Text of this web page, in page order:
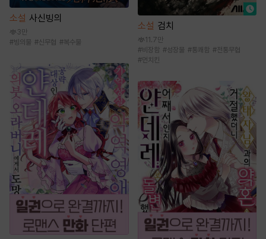
소설 사신빙의
3만
#빙의물 #신무협 #복수물
소설 검치
11.7만
#비장함 #성장물 #통쾌함 #전통무협
#먼치킨